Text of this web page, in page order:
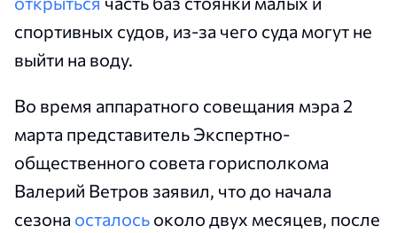
спортивных судов, из-за чего суда могут не
выйти на воду.
Во время аппаратного совещания мэра 2
марта представитель Экспертно-
общественного совета горисполкома
Валерий Ветров заявил, что до начала
сезона осталось около двух месяцев, после